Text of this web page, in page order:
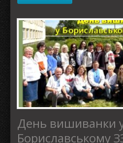
День вишиванки
Бориславському